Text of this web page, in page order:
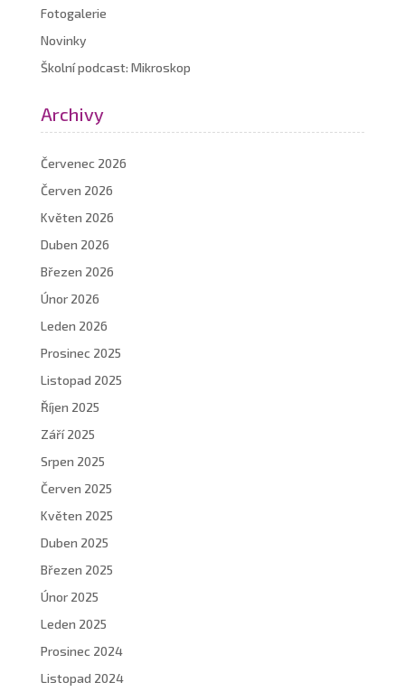
Fotogalerie
Novinky
Školní podcast: Mikroskop
Archivy
Červenec 2026
Červen 2026
Květen 2026
Duben 2026
Březen 2026
Únor 2026
Leden 2026
Prosinec 2025
Listopad 2025
Říjen 2025
Září 2025
Srpen 2025
Červen 2025
Květen 2025
Duben 2025
Březen 2025
Únor 2025
Leden 2025
Prosinec 2024
Listopad 2024